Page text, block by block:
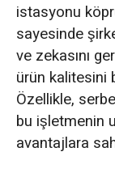
istasyonu
sayesinde
ve zekasını
ürün kalitesini
Özellikle,
bu işletmenin
avantajlara